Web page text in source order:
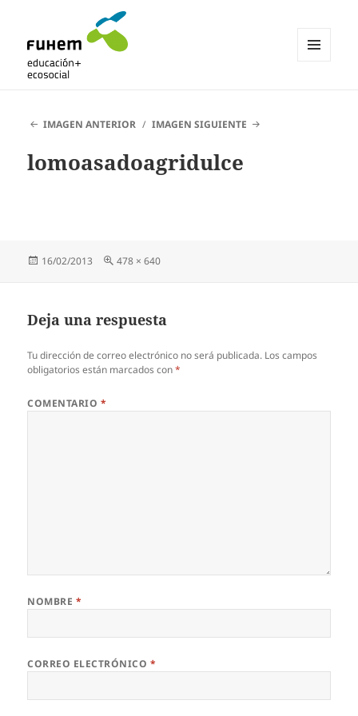
IMAGEN ANTERIOR IMAGEN SIGUIENTE
lomoasadoagridulce
Publicado
16/02/2013
Tamaño
478 × 640
Deja una respuesta
Tu dirección de correo electrónico no será publicada. Los campos
obligatorios están marcados con*
COMENTARIO *
NOMBRE *
CORREO ELECTRÓNICO *